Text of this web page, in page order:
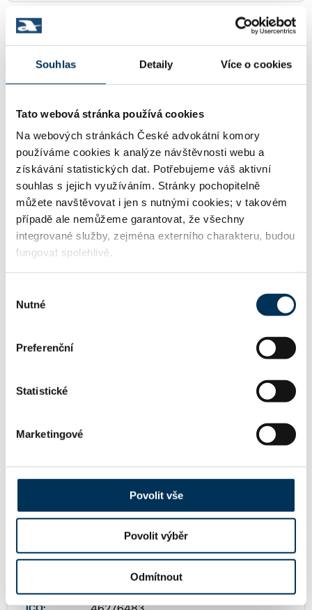
Souhlas Detaily Více o cookies
Tato webová stránka používá cookies
Na webových stránkách České advokátní komory
používáme cookies k analýze návštěvnosti webu a
získávání statistických dat. Potřebujeme váš aktivní
souhlas s jejich využíváním. Stránky pochopitelně
můžete navštěvovat i jen s nutnými cookies; v takovém
případě ale nemůžeme garantovat, že všechny
integrované služby, zejména externího charakteru, budou
fungovat spolehlivě.
souhlasu
Nutné
Preferenční
Statistické
Marketingové
Povolit vše
Povolit výběr
Odmítnout
34 rozvody, společné jmění manželů
43 přestupkové právo
KONTAKT
WWW:
Další telefony:
Název: Rumplík Zdeněk, Mgr., advokát